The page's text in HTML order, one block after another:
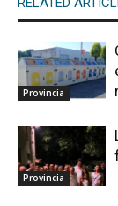
Provincia
Provincia